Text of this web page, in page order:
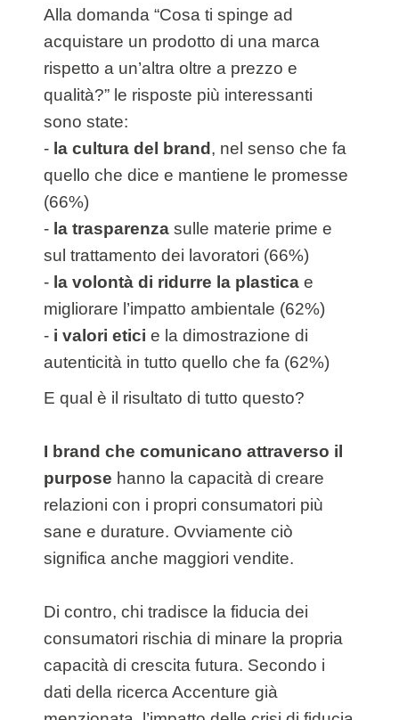
Alla domanda “Cosa ti spinge ad
acquistare un prodotto di una marca
rispetto a un’altra oltre a prezzo e
qualità?” le risposte più interessanti
sono state:
- la cultura del brand , nel senso che fa
quello che dice e mantiene le promesse
(66%)
- la trasparenza sulle materie prime e
sul trattamento dei lavoratori (66%)
- la volontà di ridurre la plastica e
migliorare l’impatto ambientale (62%)
- i valori etici e la dimostrazione di
autenticità in tutto quello che fa (62%)
E qual è il risultato di tutto questo?
I brand che comunicano attraverso il
purpose hanno la capacità di creare
relazioni con i propri consumatori più
sane e durature. Ovviamente ciò
significa anche maggiori vendite.
Di contro, chi tradisce la fiducia dei
consumatori rischia di minare la propria
capacità di crescita futura. Secondo i
dati della ricerca Accenture già